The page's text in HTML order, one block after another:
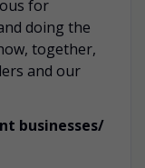
for
doing the
together,
and our
businesses/